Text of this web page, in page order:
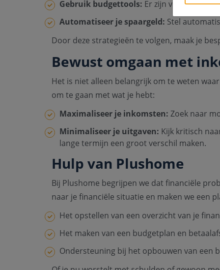
Gebruik budgettools: Er zijn
Automatiseer je spaargeld: Stel
Door deze strategieën te volgen, maak je
Bewust omgaan met
Het is niet alleen belangrijk om te weten
om te gaan met wat je hebt:
Maximaliseer je inkomsten: Zoek naar
Minimaliseer je uitgaven: Kijk kritisch
lange termijn een groot verschil maken.
Hulp van Plushome
Bij Plushome begrijpen we dat financiële
naar je financiële situatie en maken we een
Het opstellen van een overzicht van je
Het maken van een budgetplan en
Ondersteuning bij het opbouwen van een